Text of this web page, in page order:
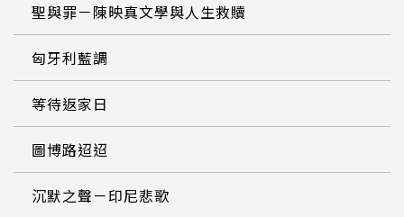
聖與罪－陳映真文學與人生救贖
匈牙利藍調
等待返家日
圖博路迢迢
沉默之聲－印尼悲歌